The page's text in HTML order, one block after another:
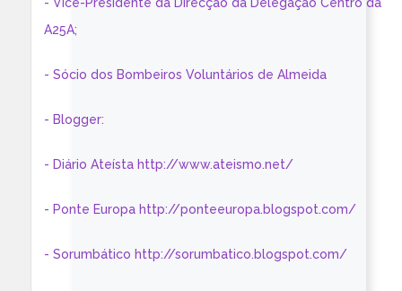
A25A;
- Sócio dos Bombeiros Voluntários de Almeida
- Blogger:
- Diário Ateísta http://www.ateismo.net/
- Ponte Europa http://ponteeuropa.blogspot.com/
- Sorumbático http://sorumbatico.blogspot.com/